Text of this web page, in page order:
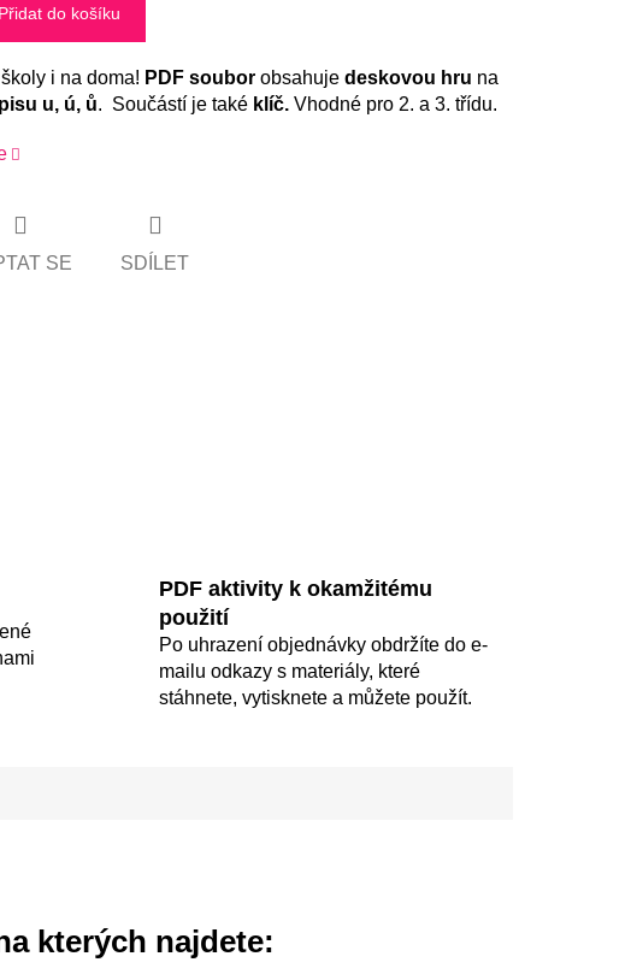
Přidat do košíku
i na doma! PDF soubor obsahuje deskovou hru na
u, ú, ů. Součástí je také klíč. Vhodné pro 2. a 3. třídu.
SE SDÍLET
PDF aktivity k okamžitému
použití
Po uhrazení objednávky obdržíte do e-
mailu odkazy s materiály, které
stáhnete, vytisknete a můžete použít.
kterých najdete: